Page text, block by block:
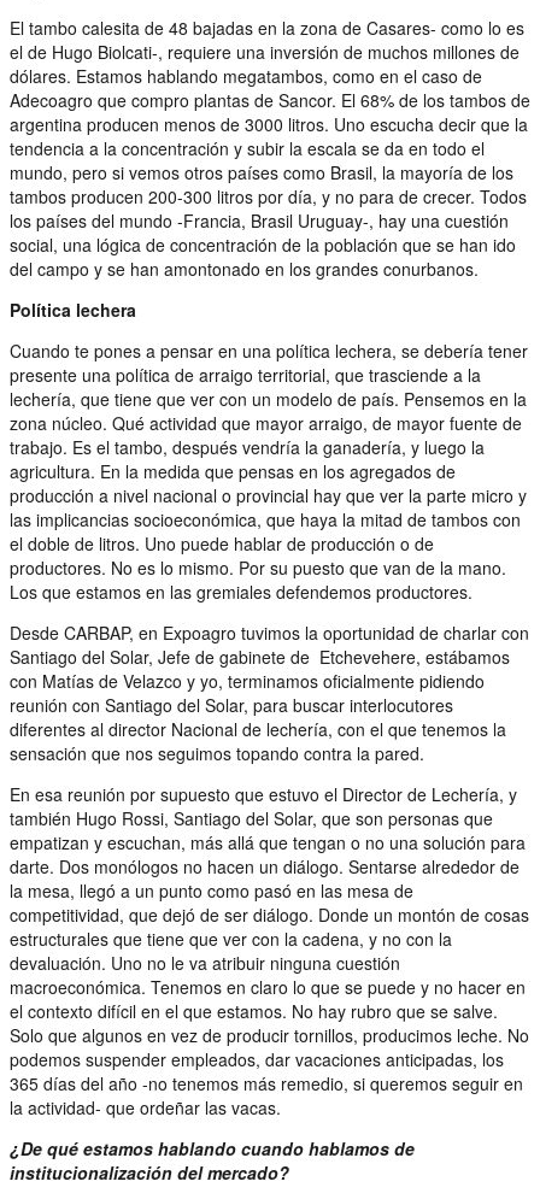
El tambo calesita de 48 bajadas en la zona de Casares- como lo es
el de Hugo Biolcati-, requiere una inversión de muchos millones de
dólares. Estamos hablando megatambos, como en el caso de
Adecoagro que compro plantas de Sancor. El 68% de los tambos de
argentina producen menos de 3000 litros. Uno escucha decir que la
tendencia a la concentración y subir la escala se da en todo el
mundo, pero si vemos otros países como Brasil, la mayoría de los
tambos producen 200-300 litros por día, y no para de crecer. Todos
los países del mundo -Francia, Brasil Uruguay-, hay una cuestión
social, una lógica de concentración de la población que se han ido
del campo y se han amontonado en los grandes conurbanos.
Política lechera
Cuando te pones a pensar en una política lechera, se debería tener
presente una política de arraigo territorial, que trasciende a la
lechería, que tiene que ver con un modelo de país. Pensemos en la
zona núcleo. Qué actividad que mayor arraigo, de mayor fuente de
trabajo. Es el tambo, después vendría la ganadería, y luego la
agricultura. En la medida que pensas en los agregados de
producción a nivel nacional o provincial hay que ver la parte micro y
las implicancias socioeconómica, que haya la mitad de tambos con
el doble de litros. Uno puede hablar de producción o de
productores. No es lo mismo. Por su puesto que van de la mano.
Los que estamos en las gremiales defendemos productores.
Desde CARBAP, en Expoagro tuvimos la oportunidad de charlar con
Santiago del Solar, Jefe de gabinete de Etchevehere, estábamos
con Matías de Velazco y yo, terminamos oficialmente pidiendo
reunión con Santiago del Solar, para buscar interlocutores
diferentes al director Nacional de lechería, con el que tenemos la
sensación que nos seguimos topando contra la pared.
En esa reunión por supuesto que estuvo el Director de Lechería, y
también Hugo Rossi, Santiago del Solar, que son personas que
empatizan y escuchan, más allá que tengan o no una solución para
darte. Dos monólogos no hacen un diálogo. Sentarse alrededor de
la mesa, llegó a un punto como pasó en las mesa de
competitividad, que dejó de ser diálogo. Donde un montón de cosas
estructurales que tiene que ver con la cadena, y no con la
devaluación. Uno no le va atribuir ninguna cuestión
macroeconómica. Tenemos en claro lo que se puede y no hacer en
el contexto difícil en el que estamos. No hay rubro que se salve.
Solo que algunos en vez de producir tornillos, producimos leche. No
podemos suspender empleados, dar vacaciones anticipadas, los
365 días del año -no tenemos más remedio, si queremos seguir en
la actividad- que ordeñar las vacas.
¿De qué estamos hablando cuando hablamos de
institucionalización del mercado?